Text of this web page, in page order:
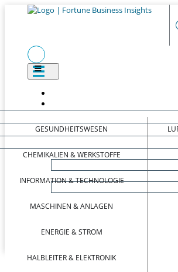
GESUNDHEITSWESEN
CHEMIKALIEN & WERKSTOFFE
INFORMATION & TECHNOLOGIE
MASCHINEN & ANLAGEN
ENERGIE & STROM
HALBLEITER & ELEKTRONIK